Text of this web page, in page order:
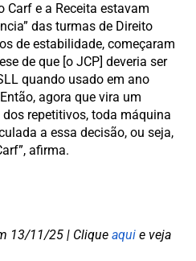
Carf e a Receita estavam
das turmas de Direito
de estabilidade, começaram
de que [o JCP] deveria ser
quando usado em ano
agora que vira um
repetitivos, toda máquina
a essa decisão, ou seja,
afirma.
13/11/25 | Clique aqui e veja